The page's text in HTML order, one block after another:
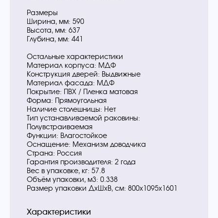
Размеры
Ширина, мм: 590
Высота, мм: 637
Глубина, мм: 441
Остальные характеристики
Материал корпуса: МДФ
Конструкция дверей: Выдвижные
Материал фасада: МДФ
Покрытие: ПВХ / Пленка матовая
Форма: Прямоугольная
Наличие столешницы: Нет
Тип устанавливаемой раковины:
Полувстраиваемая
Функции: Влагостойкое
Оснащение: Механизм доводчика
Страна: Россия
Гарантия производителя: 2 года
Вес в упаковке, кг: 57.8
Объём упаковки, м3: 0.338
Размер упаковки ДxШxВ, см: 800x1095x1601
Характеристики